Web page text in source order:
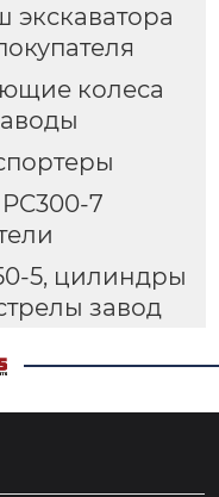
колеса
7
5, цилиндры
завод